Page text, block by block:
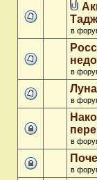
в
в
в
в
в